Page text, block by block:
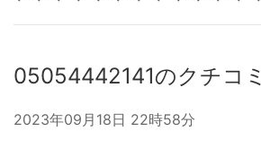
05054442141のクチコミ
2023年09月18日 22時58分